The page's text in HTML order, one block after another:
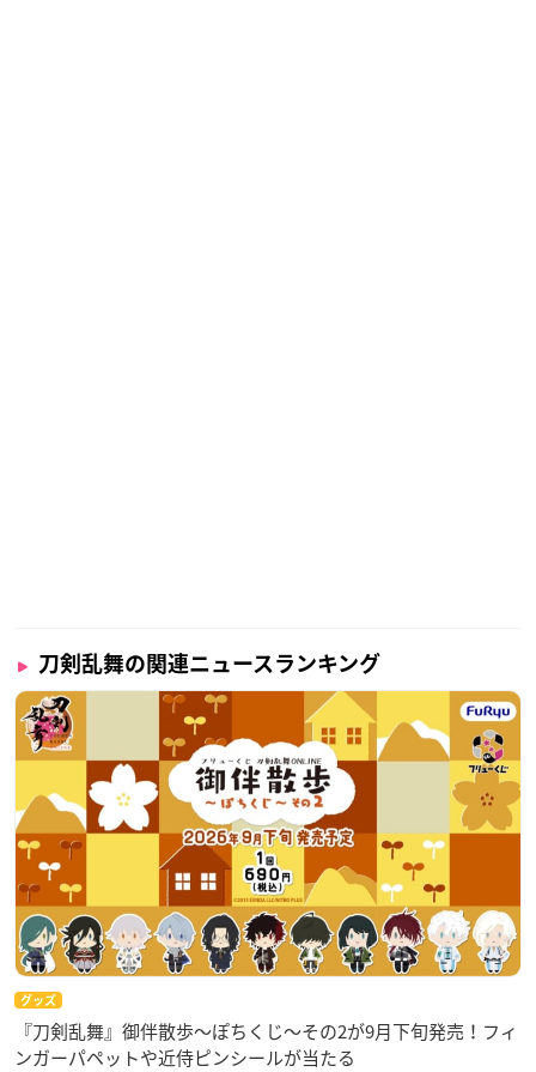
刀剣乱舞の関連ニュースランキング
グッズ
『刀剣乱舞』御伴散歩～ぽちくじ～その2が9月下旬発売！フィ
ンガーパペットや近侍ピンシールが当たる